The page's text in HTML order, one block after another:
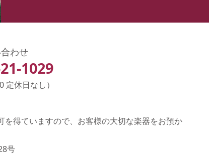
わせ
1029
定休日なし）
得ていますので、お客様の大切な楽器をお預か
号